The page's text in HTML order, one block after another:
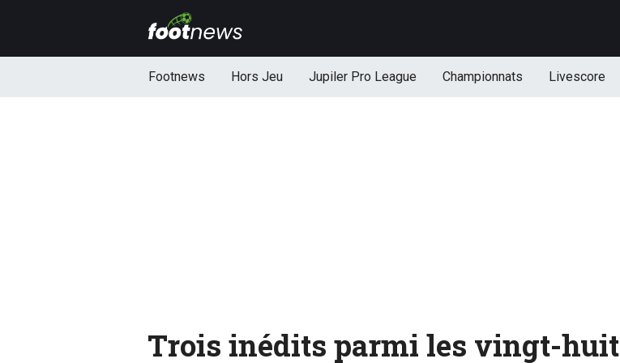
Footnews Hors Jeu Jupiler Pro League Championnats Livescore
Trois inédits parmi les vingt-huit